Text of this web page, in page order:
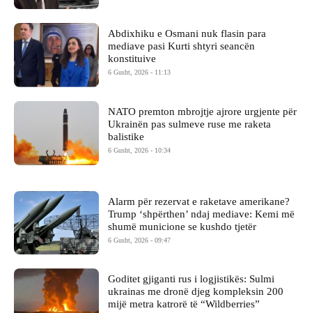
Abdixhiku e Osmani nuk flasin para
mediave pasi Kurti shtyri seancën
konstituive
6 Gusht, 2026 - 11:13
NATO premton mbrojtje ajrore urgjente për
Ukrainën pas sulmeve ruse me raketa
balistike
6 Gusht, 2026 - 10:34
Alarm për rezervat e raketave amerikane?
Trump ‘shpërthen’ ndaj mediave: Kemi më
shumë municione se kushdo tjetër
6 Gusht, 2026 - 09:47
Goditet gjiganti rus i logjistikës: Sulmi
ukrainas me dronë djeg kompleksin 200
mijë metra katrorë të “Wildberries”